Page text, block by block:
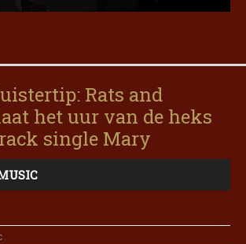
Rats and
het uur van de heks
single Mary